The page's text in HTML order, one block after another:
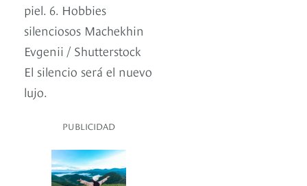
piel. 6. Hobbies
silenciosos Machekhin
Evgenii / Shutterstock
El silencio será el nuevo
lujo.
PUBLICIDAD